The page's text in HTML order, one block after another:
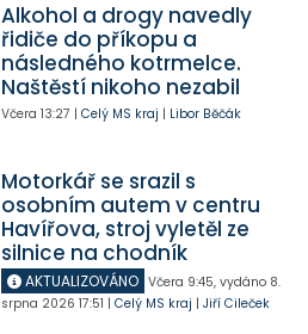
Alkohol a drogy navedly
řidiče do příkopu a
následného kotrmelce.
Naštěstí nikoho nezabil
Včera 13:27 | Celý MS kraj | Libor Běčák
Motorkář se srazil s
osobním autem v centru
Havířova, stroj vyletěl ze
silnice na chodník
AKTUALIZOVÁNO Včera 9:45, vydáno 8.
srpna 2026 17:51 | Celý MS kraj | Jiří Cileček